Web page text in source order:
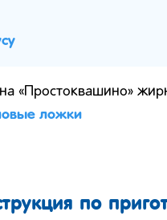
«Простоквашино»
ложки
по